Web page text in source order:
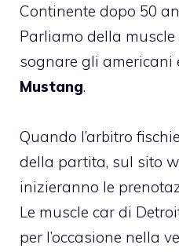
Continente dopo 50
Parliamo della
sognare gli americani
Mustang.
Quando l’arbitro
della partita, sul sito
inizieranno le
Le muscle car di
per l’occasione nella